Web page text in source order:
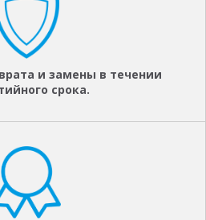
и замены в течении
срока.